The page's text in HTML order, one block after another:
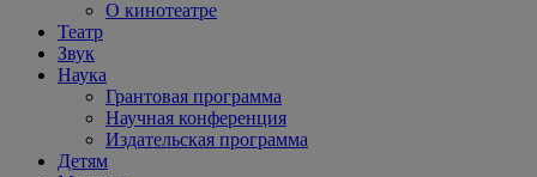
О кинотеатре
Театр
Звук
Наука
Грантовая программа
Научная конференция
Издательская программа
Детям